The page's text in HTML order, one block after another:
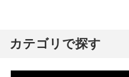
カテゴリで探す